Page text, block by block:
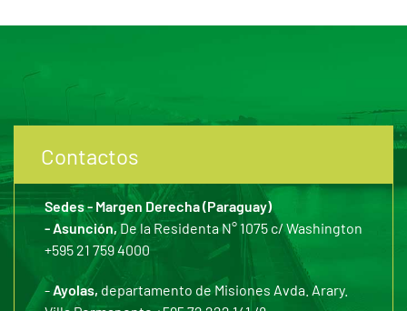
Contactos
Sedes - Margen Derecha (Paraguay)
- Asunción,De la Residenta N° 1075 c/ Washington
+595 21 759 4000
-Ayolas, departamento de Misiones Avda. Arary.